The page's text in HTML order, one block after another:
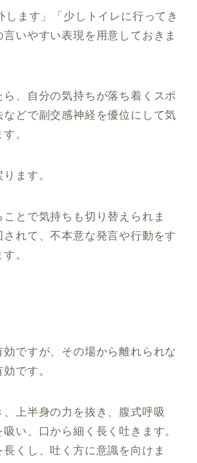
します」「少しトイレに行ってき
言いやすい表現を用意しておきま
ら、自分の気持ちが落ち着くスポ
などで副交感神経を優位にして気
。
ます。
とで気持ちも切り替えられま
れて、不本意な発言や行動をす
。
効ですが、その場から離れられな
です。
上半身の力を抜き、腹式呼吸
い、口から細く長く吐きます。
くし、吐く方に意識を向けま